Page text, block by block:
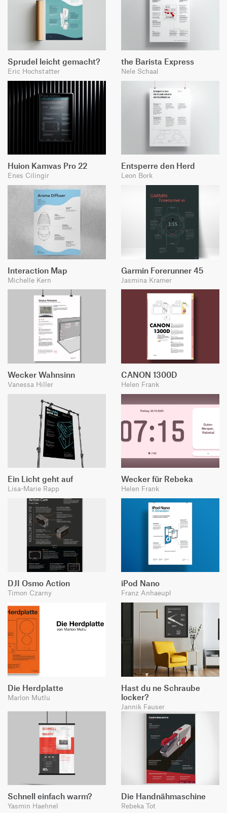
Sprudel leicht gemacht?
Eric Hochstatter
the Barista Express
Nele Schaal
Huion Kamvas Pro 22
Enes Cilingir
Entsperre den Herd
Leon Bork
Interaction Map
Michelle Kern
Garmin Forerunner 45
Jasmina Kramer
Wecker Wahnsinn
Vanessa Hiller
CANON 1300D
Helen Frank
Ein Licht geht auf
Lisa-Marie Rapp
Wecker für Rebeka
Helen Frank
DJI Osmo Action
Timon Czarny
iPod Nano
Franz Anhaeupl
Die Herdplatte
Marlon Mutlu
Hast du ne Schraube
locker?
Jannik Fauser
Schnell einfach warm?
Yasmin Haehnel
Die Handnähmaschine
Rebeka Tot